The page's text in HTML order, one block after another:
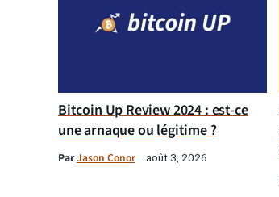
Bitcoin Up Review 2024 : est-ce
une arnaque ou légitime ?
ParJason Conor août 3, 2026